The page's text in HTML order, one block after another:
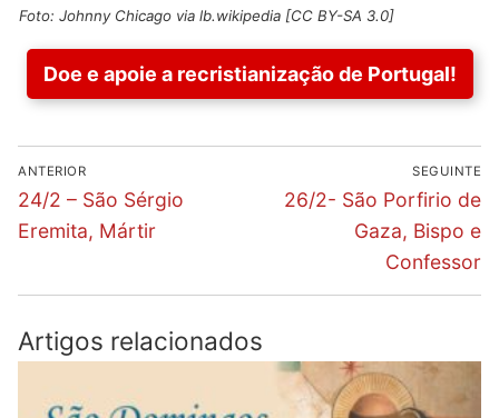
Foto: Johnny Chicago via lb.wikipedia [CC BY-SA 3.0]
Doe e apoie a recristianização de Portugal!
Navegação
de
artigos
ANTERIOR
Previous
post:
24/2 – São Sérgio
Eremita, Mártir
SEGUINTE
Next
26/2- São Porfirio de
Gaza, Bispo e
Confessor
Artigos relacionados